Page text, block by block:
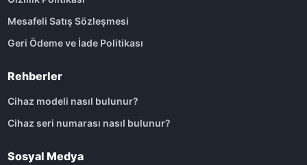
Mesafeli Satış Sözleşmesi
Geri Ödeme ve İade Politikası
Rehberler
Cihaz modeli nasıl bulunur?
Cihaz seri numarası nasıl bulunur?
Sosyal Medya